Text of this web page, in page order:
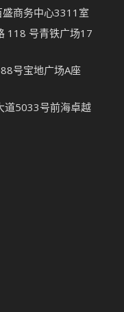
商务中心3311室
118 号青铁广场17
号宝地广场A座
道5033号前海卓越